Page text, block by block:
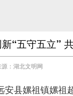
“五守五立”
：湖北文明网
安县嫘祖镇嫘祖